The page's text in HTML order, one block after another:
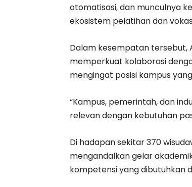
otomatisasi, dan munculnya
ekosistem pelatihan dan
Dalam kesempatan tersebut,
memperkuat kolaborasi
mengingat posisi kampus
“Kampus, pemerintah, dan
relevan dengan kebutuhan
Di hadapan sekitar 370
mengandalkan gelar
kompetensi yang dibutuhkan